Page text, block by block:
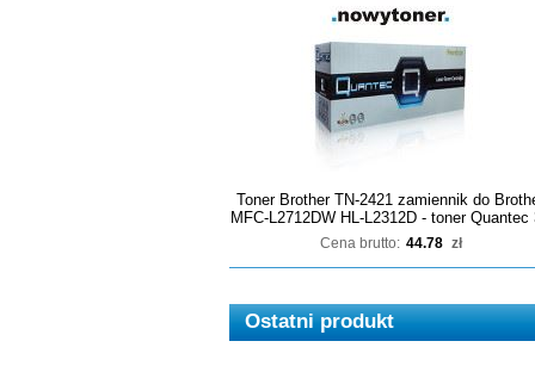
Toner Brother TN-2421 zamiennik do
MFC-L2712DW HL-L2312D - toner Quantec
Cena brutto: 44.78 zł
Ostatni produkt